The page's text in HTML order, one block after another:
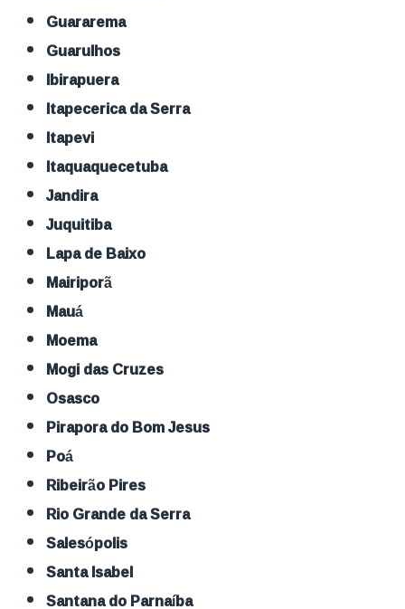
Guararema
Guarulhos
Ibirapuera
Itapecerica da Serra
Itapevi
Itaquaquecetuba
Jandira
Juquitiba
Lapa de Baixo
Mairiporã
Mauá
Moema
Mogi das Cruzes
Osasco
Pirapora do Bom Jesus
Poá
Ribeirão Pires
Rio Grande da Serra
Salesópolis
Santa Isabel
Santana do Parnaíba